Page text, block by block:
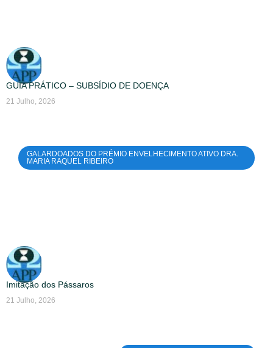
GUIA PRÁTICO – SUBSÍDIO DE DOENÇA
21 Julho, 2026
GALARDOADOS DO PRÉMIO ENVELHECIMENTO ATIVO DRA.
MARIA RAQUEL RIBEIRO
Imitação dos Pássaros
21 Julho, 2026